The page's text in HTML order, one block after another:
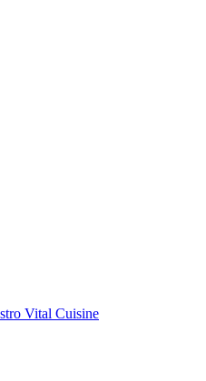
Vital Cuisine